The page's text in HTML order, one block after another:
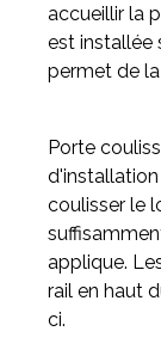
accueillir la
est installée
permet de
Porte
coulisser le
applique.
rail en haut
ci.